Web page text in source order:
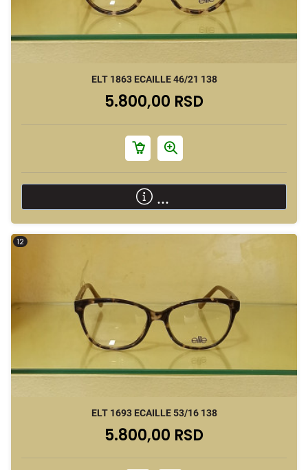
ELT 1863 ECAILLE 46/21 138
5.800,00 RSD
...
12
ELT 1693 ECAILLE 53/16 138
5.800,00 RSD